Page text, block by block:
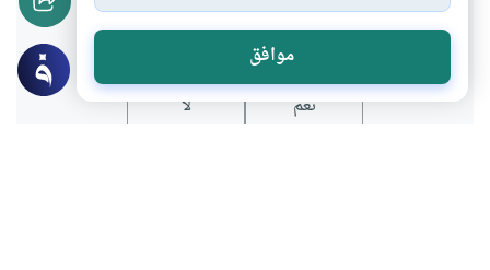
هل انتفعت بهذا المحتوى؟
نعم لا
موافق